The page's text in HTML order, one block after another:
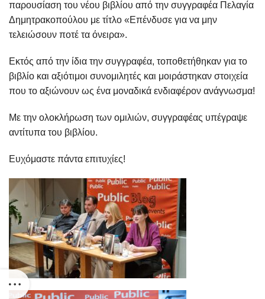
παρουσίαση του νέου βιβλίου από την συγγραφέα Πελαγία
Δημητρακοπούλου με τίτλο «Επένδυσε για να μην
τελειώσουν ποτέ τα όνειρα».
Εκτός από την ίδια την συγγραφέα, τοποθετήθηκαν για το
βιβλίο και αξιότιμοι συνομιλητές και μοιράστηκαν στοιχεία
που το αξιώνουν ως ένα μοναδικά ενδιαφέρον ανάγνωσμα!
Με την ολοκλήρωση των ομιλιών, συγγραφέας υπέγραψε
αντίτυπα του βιβλίου.
Ευχόμαστε πάντα επιτυχίες!